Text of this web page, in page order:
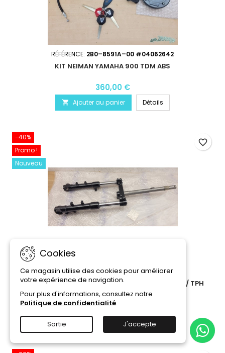
RÉFÉRENCE: 2B0–8591A–00 #04062642
KIT NEIMAN YAMAHA 900 TDM ABS
360,00 €
 Ajouter au panier Détails
-40%
Promo !
Nouveau
RÉFÉRENCE:668484 #29012560
FOURCHE 50 / 125 / APRILIA SR MOTARD PIAGGIO / TPH
TYPHOON
219,79 € 366,32 €
Ajouter au panier Détails
favorite_border
Cookies
Ce magasin utilise des cookies pour améliorer
votre expérience de navigation.
Pour plus d'informations, consultez notre
Politique de confidentialité.
Sortie J'accepte